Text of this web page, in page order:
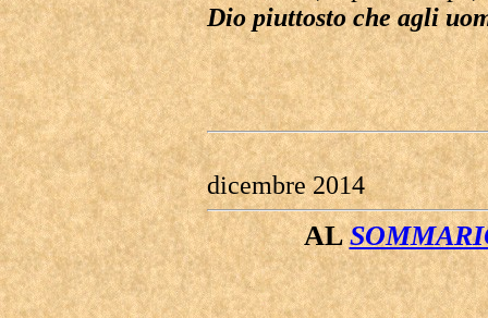
Dio piuttosto che agli
dicembre 2014
AL